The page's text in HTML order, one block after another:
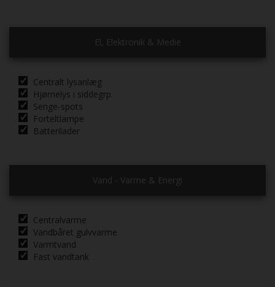
El, Elektronik & Medie
Centralt lysanlæg
Hjørnelys i siddegrp.
Senge-spots
Forteltlampe
Batterilader
Vand - Varme & Energi
Centralvarme
Vandbåret gulvvarme
Varmtvand
Fast vandtank